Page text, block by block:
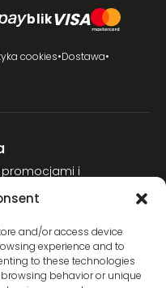
and/or access device
experience and to
to these technologies
behavior or unique
blikVISA
cookies•Dostawa•
promocjami i
nart.